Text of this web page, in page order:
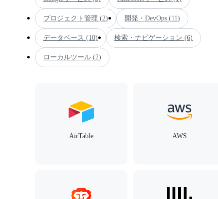
プロジェクト管理 (2) 開発・DevOps (11)
データベース (10) 検索・ナビゲーション (6)
ローカルツール (2)
AirTable AWS